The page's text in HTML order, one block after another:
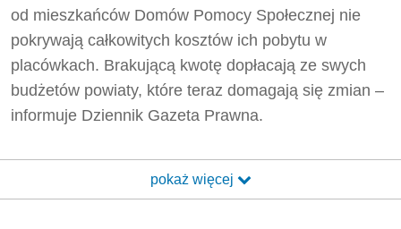
od mieszkańców Domów Pomocy Społecznej nie
pokrywają całkowitych kosztów ich pobytu w
placówkach. Brakującą kwotę dopłacają ze swych
budżetów powiaty, które teraz domagają się zmian –
informuje Dziennik Gazeta Prawna.
pokaż więcej